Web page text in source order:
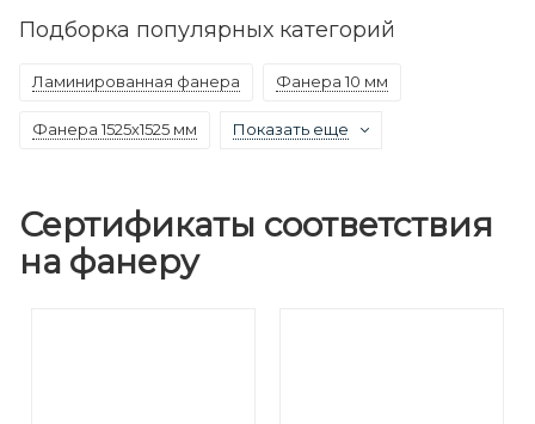
Подборка популярных категорий
Ламинированная фанера Фанера 10 мм
Фанера 1525х1525 мм Показать еще
Сертификаты соответствия
на фанеру